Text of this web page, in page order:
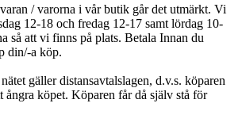
/ varorna i vår butik går det utmärkt. Vi
12-18 och fredag 12-17 samt lördag 10-
så att vi finns på plats. Betala Innan du
din/-a köp.
gäller distansavtalslagen, d.v.s. köparen
ångra köpet. Köparen får då själv stå för